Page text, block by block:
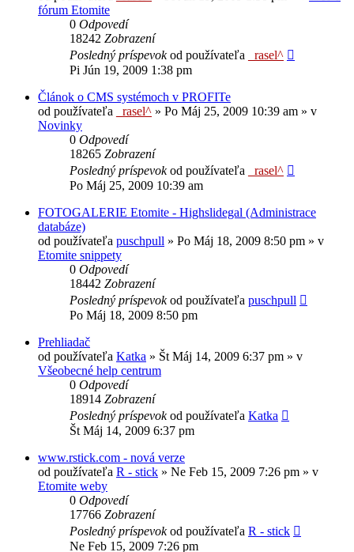
fórum Etomite
0 Odpovedí
18242 Zobrazení
Posledný príspevokod používateľa
_rasel^
Pi Jún 19, 2009 1:38 pm
Článok o CMS systémoch v PROFITe
od používateľa
_rasel^ » Po Máj 25, 2009 10:39 am » v
Novinky
0 Odpovedí
18265 Zobrazení
Posledný príspevokod používateľa
_rasel^
Po Máj 25, 2009 10:39 am
FOTOGALERIE Etomite - Highslidegal (Administrace
databáze)
od používateľa puschpull » Po Máj 18, 2009 8:50 pm » v
Etomite snippety
0 Odpovedí
18442 Zobrazení
Posledný príspevokod používateľa puschpull
Po Máj 18, 2009 8:50 pm
Prehliadač
od používateľa Katka » Št Máj 14, 2009 6:37 pm » v
Všeobecné help centrum
0 Odpovedí
18914 Zobrazení
Posledný príspevokod používateľa Katka
Št Máj 14, 2009 6:37 pm
www.rstick.com - nová verze
od používateľa R - stick » Ne Feb 15, 2009 7:26 pm » v
Etomite weby
0 Odpovedí
17766 Zobrazení
Posledný príspevokod používateľa R - stick
Ne Feb 15, 2009 7:26 pm